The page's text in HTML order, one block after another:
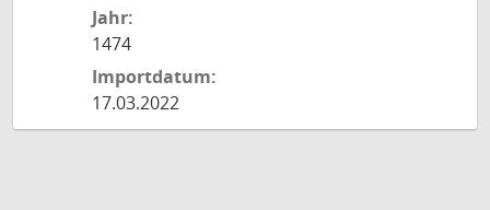
Jahr:
1474
Importdatum:
17.03.2022